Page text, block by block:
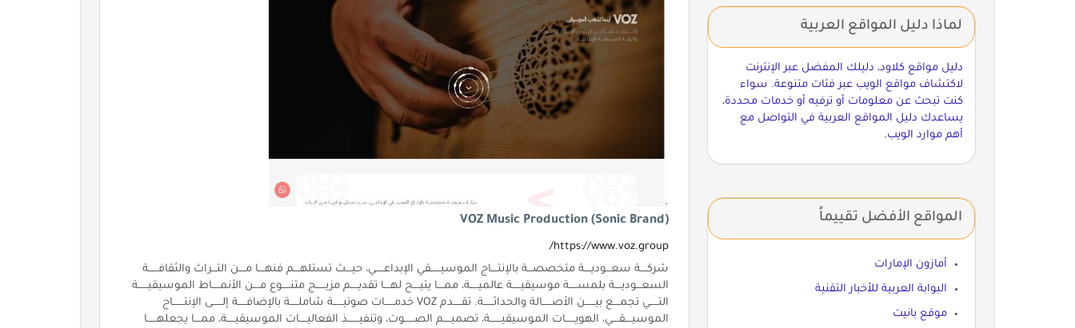
VOZ Music Production (Sonic Brand)
https://www.voz.group/
شركــــة سعـــوديــــة متخصصـــة بالإنتــــاج الموسيــــــقي الإبداعـــــي، حيــــث تستلهــــم فنهــــا مــــن التـــراث والثقافــــــة
السعـــوديــــة بلمســـــة موسيقيـــــة عالميـــــة، ممــــا يتيــــح لهــــا تقديـــــم مزيــــــج متنـــــوع مــــن الأنمـــــاط الموسيقيــــــة
التـــــي تجمــــع بيــــــن الأصــــــالة والحداثــــــة. تقـــــدم VOZ خدمــــــات صوتيــــــة شاملـــــة بالإضافـــــة إلــــــى الإنتـــــــاج
الموسيــــقــــي، الهويــــــات الموسيقيـــــــة، تصميـــــم الصــــــوت، وتنفيـــــــذ الفعاليـــــات الموسيقيـــــة، ممــــا يجعلهــــــا
لماذا دليل المواقع العربية
دليل مواقع كلاود، دليلك المفضل عبر الإنترنت
لاكتشاف مواقع الويب عبر فئات متنوعة. سواء
كنت تبحث عن معلومات أو ترفيه أو خدمات محددة،
يساعدك دليل المواقع العربية في التواصل مع
أهم موارد الويب.
المواقع الأفضل تقييماً
أمازون الإمارات
البوابة العربية للأخبار التقنية
موقع بانيت